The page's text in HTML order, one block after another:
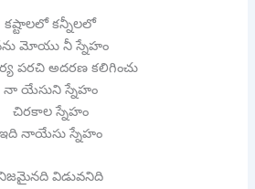
కష్టాలలో కన్నీలలో
మోయు నీ స్నేహం
పరచి అదరణ కలిగించు
నా యేసుని స్నేహం
చిరకాల స్నేహం
ఇది నాయేసు స్నేహం
విడువనిది